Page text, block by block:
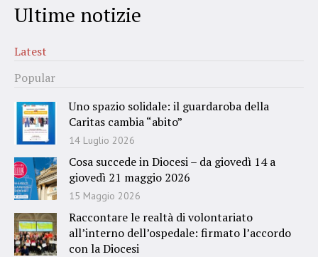
Ultime notizie
Latest
Popular
Uno spazio solidale: il guardaroba della
Caritas cambia “abito”
14 Luglio 2026
Cosa succede in Diocesi – da giovedì 14 a
giovedì 21 maggio 2026
15 Maggio 2026
Raccontare le realtà di volontariato
all’interno dell’ospedale: firmato l’accordo
con la Diocesi